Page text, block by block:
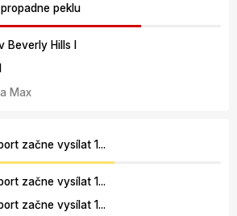
peklu
Hills I
Max
začne vysílat 1...
začne vysílat 1...
začne vysílat 1...